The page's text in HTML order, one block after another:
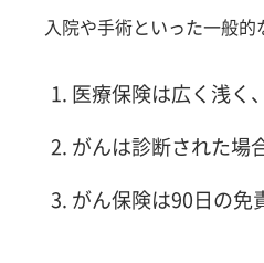
入院や手術といった一般的
医療保険は広く浅く
がんは診断された場
がん保険は90日の免